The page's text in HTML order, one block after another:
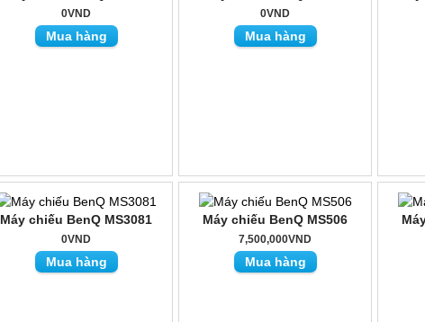
0VND
Mua hàng
0VND
Mua hàng
Máy chiếu BenQ MS3081
0VND
Mua hàng
Máy chiếu BenQ MS506
7,500,000VND
Mua hàng